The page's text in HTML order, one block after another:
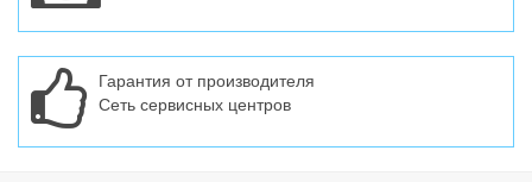
Гарантия от производителя
Сеть сервисных центров